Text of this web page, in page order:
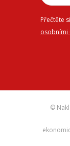
Přečtěte
osobními
©